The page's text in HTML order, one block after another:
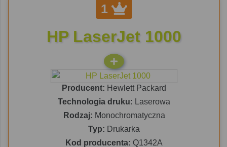
1
HP LaserJet 1000
Producent: Hewlett Packard
Technologia druku: Laserowa
Rodzaj: Monochromatyczna
Typ: Drukarka
Kod producenta: Q1342A